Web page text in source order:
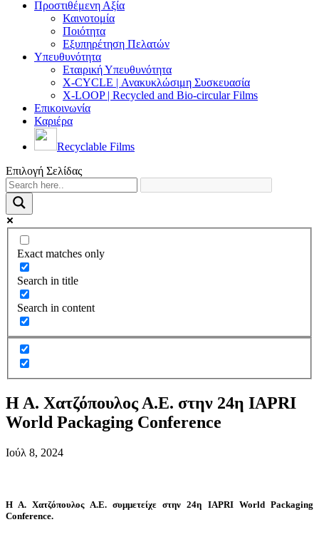
Προστιθέμενη Αξία
Καινοτομία
Ποιότητα
Εξυπηρέτηση Πελατών
Υπευθυνότητα
Εταιρική Υπευθυνότητα
X-CYCLE | Ανακυκλώσιμη Συσκευασία
X-LOOP | Recycled and Bio-circular Films
Επικοινωνία
Καριέρα
Recyclable Films
Επιλογή Σελίδας
Exact matches only
Search in title
Search in content
Η Α. Χατζόπουλος Α.Ε. στην 24η IAPRI
World Packaging Conference
Ιούλ 8, 2024
Η Α. Χατζόπουλος Α.Ε. συμμετείχε στην 24η IAPRI World Packaging
Conference.